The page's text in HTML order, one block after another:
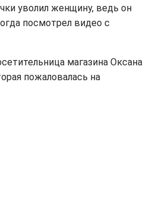
уволил женщину, ведь он
посмотрел видео с
магазина Оксана
пожаловалась на